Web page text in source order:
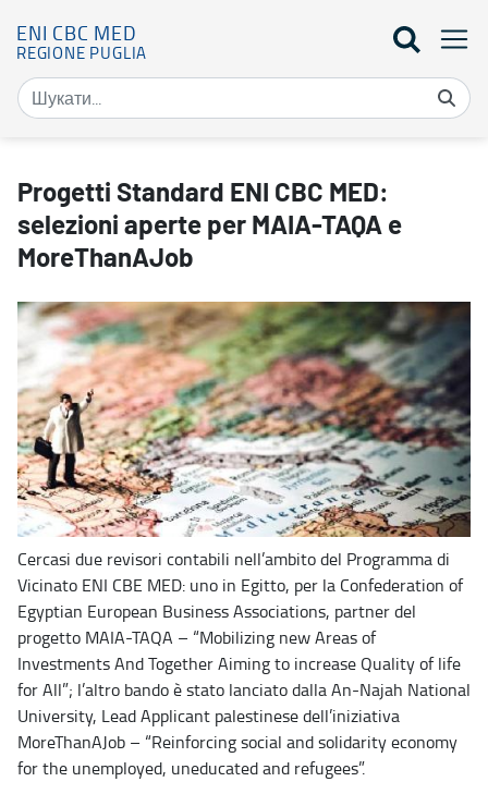
ENI CBC MED
REGIONE PUGLIA
Progetti Standard ENI CBC MED:
selezioni aperte per MAIA-TAQA e
MoreThanAJob
Cercasi due revisori contabili nell’ambito del Programma di
Vicinato ENI CBE MED: uno in Egitto, per la Confederation of
Egyptian European Business Associations, partner del
progetto MAIA-TAQA – “Mobilizing new Areas of
Investments And Together Aiming to increase Quality of life
for All”; l’altro bando è stato lanciato dalla An-Najah National
University, Lead Applicant palestinese dell’iniziativa
MoreThanAJob – “Reinforcing social and solidarity economy
for the unemployed, uneducated and refugees”.